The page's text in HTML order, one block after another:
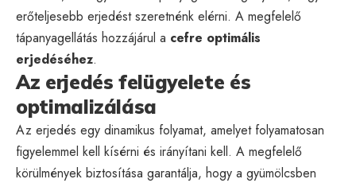
erőteljesebb erjedést szeretnénk elérni. A megfelelő
tápanyagellátás hozzájárul a cefre optimális
erjedéséhez.
Az erjedés felügyelete és
optimalizálása
Az erjedés egy dinamikus folyamat, amelyet folyamatosan
figyelemmel kell kísérni és irányítani kell. A megfelelő
körülmények biztosítása garantálja, hogy a gyümölcsben